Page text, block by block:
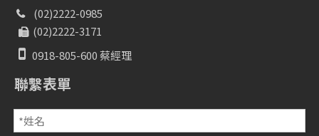
 (02)2222-0985
(02)2222-3171
 0918-805-600 蔡經理
聯繫表單